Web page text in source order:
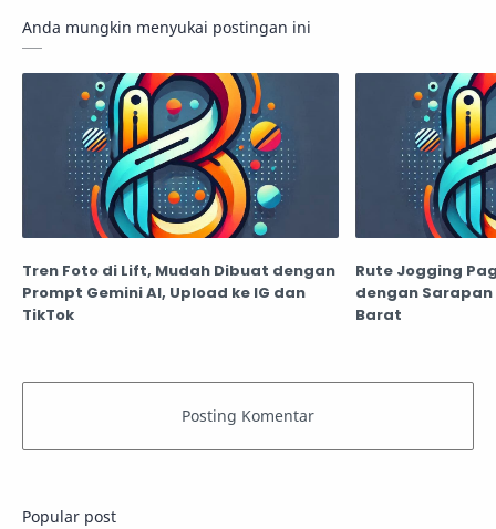
Anda mungkin menyukai postingan ini
Tren Foto di Lift, Mudah Dibuat dengan
Prompt Gemini AI, Upload ke IG dan
TikTok
Rute Jogging
dengan
Barat
Popular post